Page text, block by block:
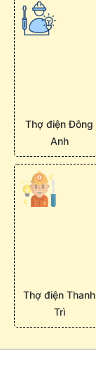
Thợ điện Đông
Anh
Thợ điện Thanh
Trì